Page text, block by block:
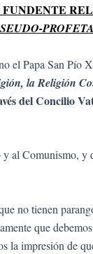
PROFETA
Papa San
la Religión
del
al Comunismo, y
no tienen
que
la impresión de